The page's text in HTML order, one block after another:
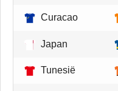
Curacao
Japan
Tunesië